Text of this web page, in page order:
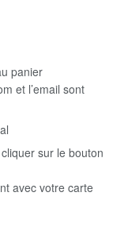
panier
et l’email sont
sur le bouton
avec votre carte